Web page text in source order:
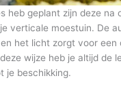
heb geplant zijn deze na
verticale moestuin. De
het licht zorgt voor een
wijze heb je altijd de
je beschikking.